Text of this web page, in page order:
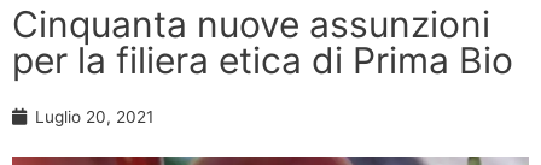
Cinquanta nuove assunzioni
per la filiera etica di Prima Bio
Luglio 20, 2021